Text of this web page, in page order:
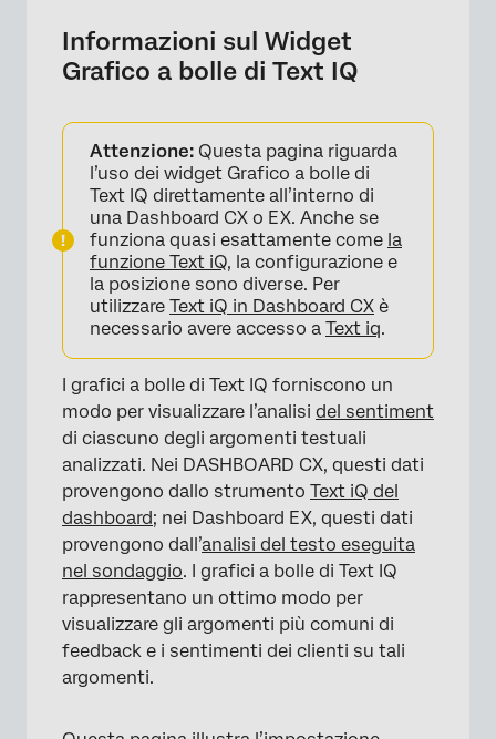
Impostazione di Text IQ in dashboard
Filtro per argomento
FAQs
Informazioni sul Widget
Grafico a bolle di Text IQ
Attenzione: Questa pagina riguarda
l’uso dei widget Grafico a bolle di
Text IQ direttamente all’interno di
una Dashboard CX o EX. Anche se
funziona quasi esattamente come la
funzione Text iQ, la configurazione e
la posizione sono diverse. Per
utilizzare Text iQ in Dashboard CX è
necessario avere accesso a Text iq.
I grafici a bolle di Text IQ forniscono un
modo per visualizzare l’analisi del sentiment
di ciascuno degli argomenti testuali
analizzati. Nei DASHBOARD CX, questi dati
provengono dallo strumento Text iQ del
dashboard; nei Dashboard EX, questi dati
provengono dall’analisi del testo eseguita
nel sondaggio. I grafici a bolle di Text IQ
rappresentano un ottimo modo per
visualizzare gli argomenti più comuni di
feedback e i sentimenti dei clienti su tali
argomenti.